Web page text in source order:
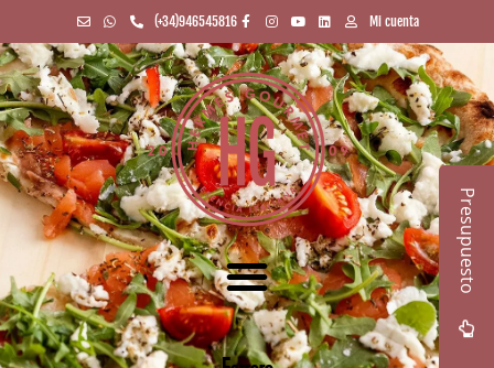
(+34)946545816 Mi cuenta
Presupuesto